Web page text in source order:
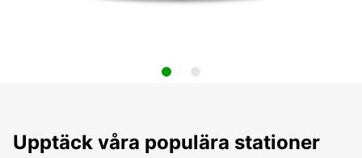
Upptäck våra populära stationer